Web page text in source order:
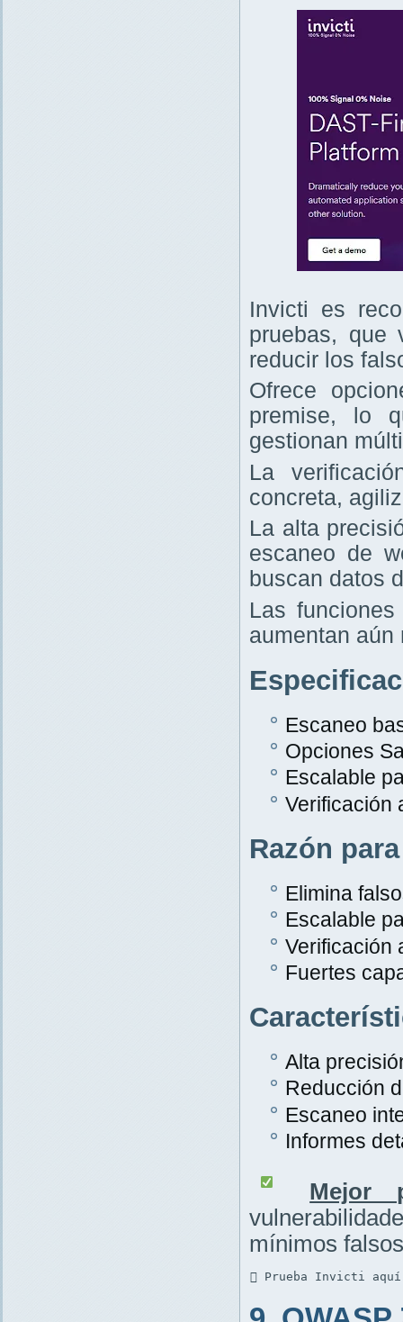
Invicti es
pruebas, que
reducir los
Ofrece
premise, lo
gestionan
La
concreta,
La alta
escaneo de
buscan datos
Las
aumentan aún
Escaneo
Opciones
Escalable
Verificación
Razón
Elimina
Escalable
Verificación
Fuertes
Alta
Reducción
Escaneo
Informes
Mejor
mínimos
 Prueba Invicti